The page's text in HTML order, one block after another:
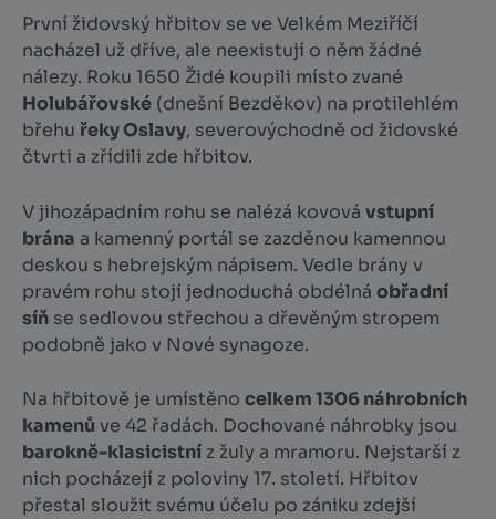
První židovský hřbitov se ve Velkém Meziříčí
nacházel už dříve, ale neexistují o něm žádné
nálezy. Roku 1650 Židé koupili místo zvané
Holubářovské (dnešní Bezděkov) na protilehlém
břehu řeky Oslavy, severovýchodně od židovské
čtvrti a zřídili zde hřbitov.
V jihozápadním rohu se nalézá kovová vstupní
brána a kamenný portál se zazděnou kamennou
deskou s hebrejským nápisem. Vedle brány v
pravém rohu stojí jednoduchá obdélná obřadní
síň se sedlovou střechou a dřevěným stropem
podobně jako v Nové synagoze.
Na hřbitově je umístěno celkem 1306 náhrobních
kamenů ve 42 řadách. Dochované náhrobky jsou
barokně-klasicistní z žuly a mramoru. Nejstarší z
nich pocházejí z poloviny 17. století. Hřbitov
přestal sloužit svému účelu po zániku zdejší